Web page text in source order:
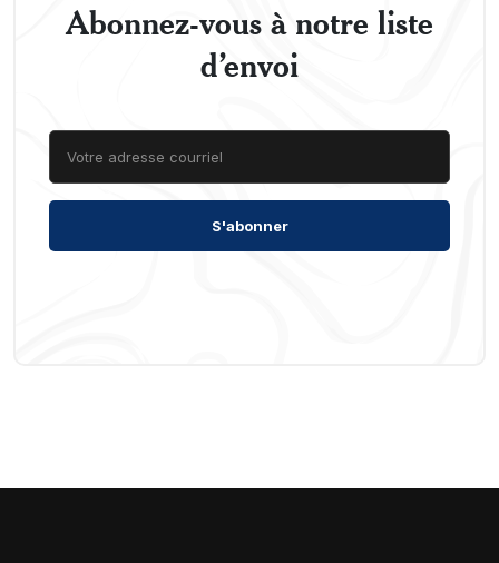
Abonnez-vous à notre liste
d’envoi